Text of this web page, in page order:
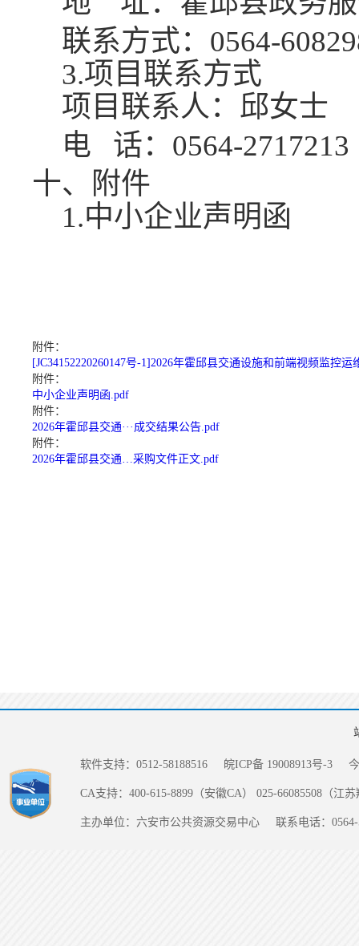
联系方式： 0564-
3.项目联系方式
项目联系人：邱女士
电
话： 0564-2717213
十、附件
1.中小企业声明函
附件：
[JC34152220260147号-1]2026年霍邱县交通设施和前端视频监控
附件：
中小企业声明函.pdf
附件：
2026年霍邱县交通···成交结果公告.pdf
附件：
2026年霍邱县交通…采购文件正文.pdf
软件支持：0512-58188516 皖ICP备 19008913号-3
CA支持：400-615-8899（安徽CA） 025-66085508（江
主办单位：六安市公共资源交易中心 联系电话：0564-